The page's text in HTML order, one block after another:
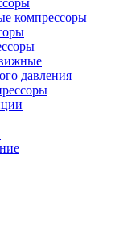
компрессоры
давления